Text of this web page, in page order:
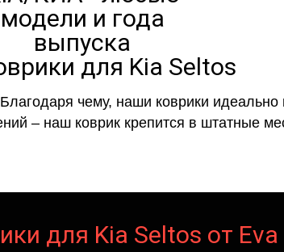
для Kia Seltos
чему, наши коврики идеально
– наш коврик крепится в штатные
для Kia Seltos от